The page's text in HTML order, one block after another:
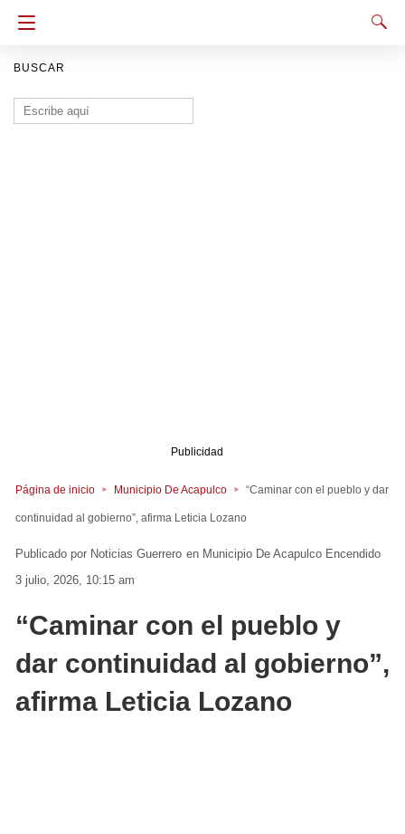
BUSCAR
Buscar:
Publicidad
Página de inicio Municipio De Acapulco “Caminar con el pueblo y dar
continuidad al gobierno”, afirma Leticia Lozano
Noticias Guerrero en Municipio De Acapulco Encendido
3 julio, 2026, 10:15 am
“Caminar con el pueblo y
dar continuidad al gobierno”,
afirma Leticia Lozano